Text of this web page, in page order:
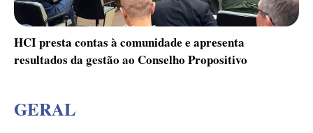
HCI presta contas à comunidade e apresenta
resultados da gestão ao Conselho Propositivo
GERAL